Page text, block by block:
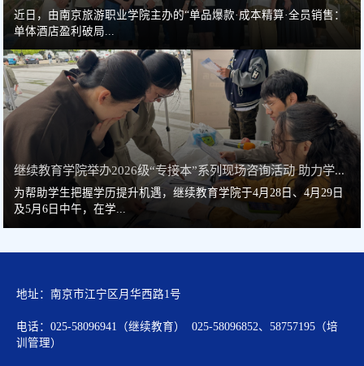
近日，由南京旅游职业学院主办的“单品爆款·成本精算·全员销售：
单体酒店盈利破局...
继续教育学院举办2026级“专接本”系列现场咨询活动 助力学...
为帮助学生把握学历提升机遇，继续教育学院于4月28日、4月29日
及5月6日中午，在学...
地址：南京市江宁区月华西路1号
电话：025-58096941（继续教育） 025-58096852、58757195（培
训管理）